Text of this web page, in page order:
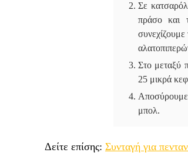
Σε
πράσο και
Στο μεταξύ
25 μικρά
Αποσύρουμε
μπολ.
Δείτε επίσης: Συνταγή για